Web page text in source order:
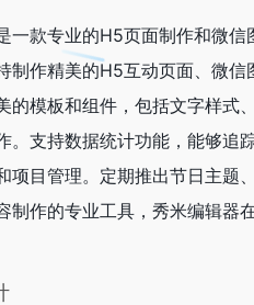
一款专业的H5页面制作和微
制作精美的H5互动页面、微信
的模板和组件，包括文字样式
。支持数据统计功能，能够追
项目管理。定期推出节日主题
制作的专业工具，秀米编辑器